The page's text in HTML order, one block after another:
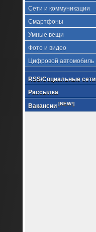
Сети и коммуникации
Смартфоны
Умные вещи
Фото и видео
Цифровой автомобиль
RSS/Социальные сети
Рассылка
Вакансии [NEW!]